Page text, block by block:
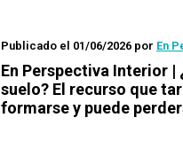
Publicado el 01/06/2026 por En
En Perspectiva Interior |
suelo? El recurso que
formarse y puede